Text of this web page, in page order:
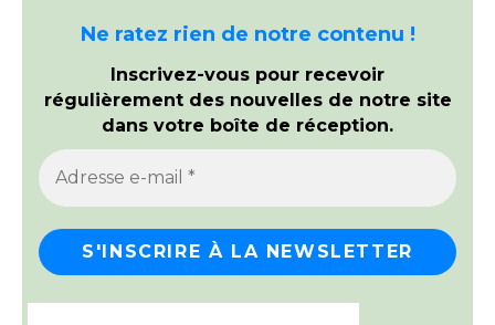
Ne ratez rien de notre contenu !
Inscrivez-vous pour recevoir
régulièrement des nouvelles de notre site
dans votre boîte de réception.